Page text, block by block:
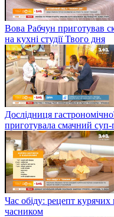
Вова Рабчун приготував
на кухні студії Твого дня
Дослідниця
приготувала смачний суп-
Час обіду: рецепт
часником